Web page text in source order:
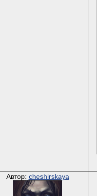
Автор: cheshirskaya